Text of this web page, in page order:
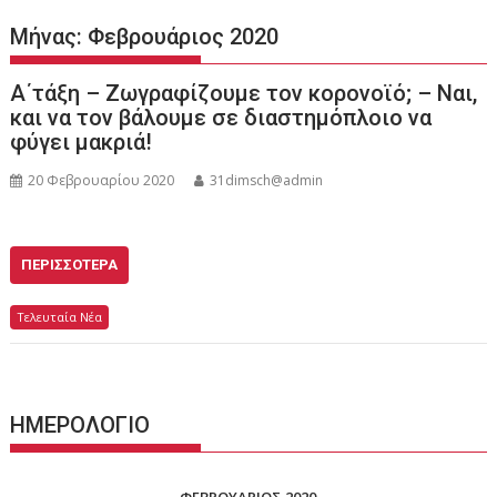
Μήνας: Φεβρουάριος 2020
Α΄τάξη – Ζωγραφίζουμε τον κορονοϊό; – Ναι,
και να τον βάλουμε σε διαστημόπλοιο να
φύγει μακριά!
20 Φεβρουαρίου 2020 31dimsch@admin
ΠΕΡΙΣΣΌΤΕΡΑ
Τελευταία Νέα
ΗΜΕΡΟΛΟΓΙΟ